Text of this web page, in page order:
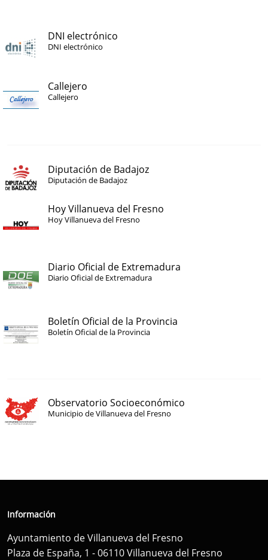
DNI electrónico
DNI electrónico
Callejero
Callejero
Diputación de Badajoz
Diputación de Badajoz
Hoy Villanueva del Fresno
Hoy Villanueva del Fresno
Diario Oficial de Extremadura
Diario Oficial de Extremadura
Boletín Oficial de la Provincia
Boletín Oficial de la Provincia
Observatorio Socioeconómico
Municipio de Villanueva del Fresno
Información
Ayuntamiento de Villanueva del Fresno
Plaza de España, 1 - 06110 Villanueva del Fresno